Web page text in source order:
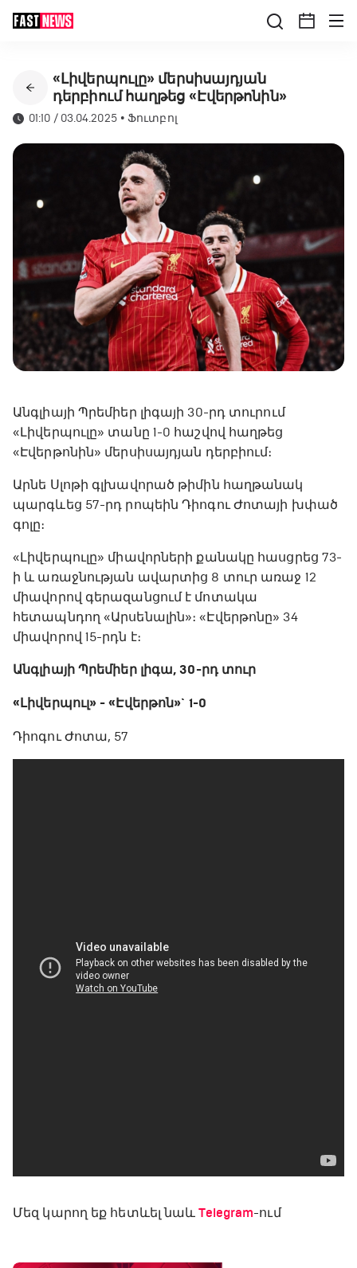
«Լիվերպուլը» մերսիսայդյան
դերբիում հաղթեց «Էվերթոնին»
01:10 / 03.04.2025 •Ֆուտբոլ
Անգլիայի Պրեմիեր լիգայի 30-րդ տուրում
«Լիվերպուլը» տանը 1-0 հաշվով հաղթեց
«Էվերթոնին» մերսիսայդյան դերբիում։
Արնե Սլոթի գլխավորած թիմին հաղթանակ
պարգևեց 57-րդ րոպեին Դիոգու Ժոտայի խփած
գոլը։
«Լիվերպուլը» միավորների քանակը հասցրեց 73-
ի և առաջնության ավարտից 8 տուր առաջ 12
միավորով գերազանցում է մոտակա
հետապնդող «Արսենալին»։ «Էվերթոնը» 34
միավորով 15-րդն է։
Անգլիայի Պրեմիեր լիգա, 30-րդ տուր
«Լիվերպուլ» - «Էվերթոն»` 1-0
Դիոգու Ժոտա, 57
Մեզ կարող եք հետևել նաև Telegram-ում